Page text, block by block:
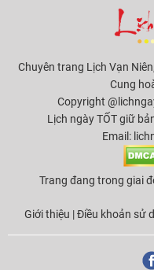
Chuyên trang Lịch Vạn
Cung
Copyright
Lịch ngày TỐT giữ
Email:
Trang đang trong giai
Giới thiệu |Điều khoản sử